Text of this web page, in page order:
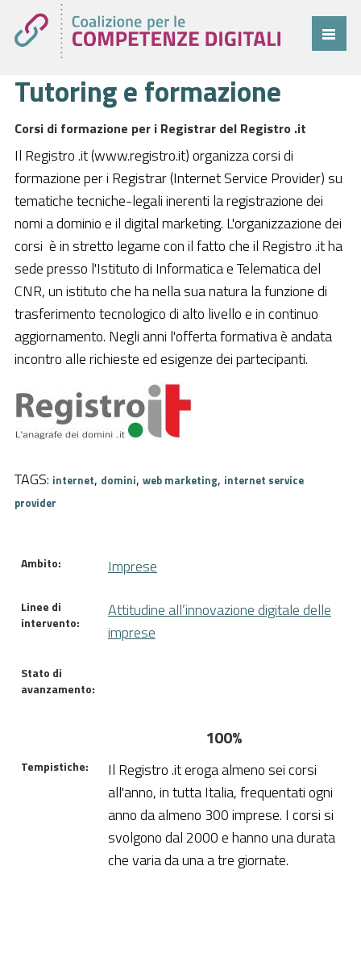
Coalizione
Comitato
Progetti
Cittadini
Imprese
Pubblica Amministrazione
Cruscotto
Cittadini
Pubblica Amministrazione
Documentazione
Contatti
Cerca
Tutoring e formazione
Corsi di formazione per i Registrar del Registro .it
Il Registro .it (www.registro.it) organizza corsi di
formazione per i Registrar (Internet Service Provider) su
tematiche tecniche-legali inerenti la registrazione dei
nomi a dominio e il digital marketing. L'organizzazione dei
corsi è in stretto legame con il fatto che il Registro .it ha
sede presso l'Istituto di Informatica e Telematica del
CNR, un istituto che ha nella sua natura la funzione di
trasferimento tecnologico di alto livello e in continuo
aggiornamento. Negli anni l'offerta formativa è andata
incontro alle richieste ed esigenze dei partecipanti.
TAGS: internet, domini, web marketing, internet service
provider
Ambito: Imprese
Linee di
intervento:
Attitudine all’innovazione digitale delle
imprese
Stato di
avanzamento:
100%
Tempistiche:
Il Registro .it eroga almeno sei corsi
all'anno, in tutta Italia, frequentati ogni
anno da almeno 300 imprese. I corsi si
svolgono dal 2000 e hanno una durata
che varia da una a tre giornate.